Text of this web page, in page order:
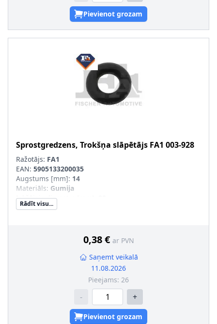
Pievienot grozam
Sprostgredzens, Trokšņa slāpētājs FA1 003-928
Ražotājs: FA1
EAN: 5905133200035
Augstums [mm]: 14
Materiāls: Gumija
Iekšējais diametrs [mm]
Ārējais diametrs [mm]
Rādīt visu...
0,38 € ar PVN
Saņemt veikalā
11.08.2026
Pieejams: 26
- +
Pievienot grozam